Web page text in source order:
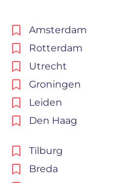
Amsterdam
Rotterdam
Utrecht
Groningen
Leiden
Den Haag
Tilburg
Breda